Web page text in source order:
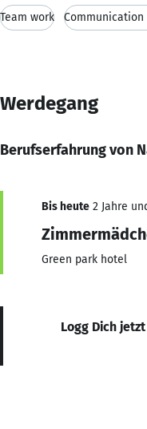
Team work
Werdegang
Berufserfahrung von
Bis heute 2 Jahre
Green park hotel
Logg Dich